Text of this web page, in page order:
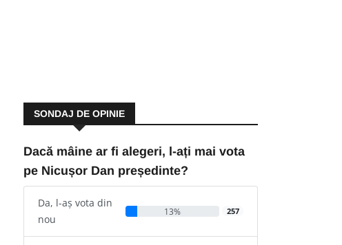
SONDAJ DE OPINIE
Dacă mâine ar fi alegeri, l-ați mai vota
pe Nicușor Dan președinte?
Da, l-aș vota din
nou
13% 257